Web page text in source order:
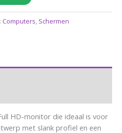
Computers, Schermen
HD-monitor die ideaal is voor
met slank profiel en een